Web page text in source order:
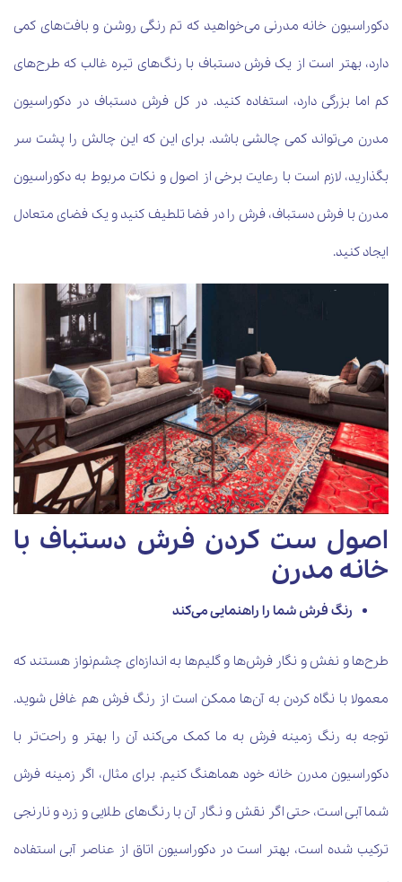
دکوراسیون خانه مدرنی می‌خواهید که تم رنگی روشن و بافت‌های کمی
دارد، بهتر است از یک فرش دستباف با رنگ‌های تیره غالب که طرح‌های
کم اما بزرگی دارد، استفاده کنید. در کل فرش دستباف در دکوراسیون
مدرن می‌تواند کمی چالشی باشد. برای این که این چالش را پشت سر
بگذارید، لازم است با رعایت برخی از اصول و نکات مربوط به دکوراسیون
مدرن با فرش دستباف، فرش را در فضا تلطیف کنید و یک فضای متعادل
ایجاد کنید.
اصول ست کردن فرش دستباف با
خانه مدرن
رنگ فرش شما را راهنمایی می‌کند
طرح‌ها و نفش و نگار فرش‌ها و گلیم‌ها به اندازه‌ای چشم‌نواز هستند که
معمولا با نگاه کردن به آن‌ها ممکن است از رنگ فرش هم غافل شوید.
توجه به رنگ زمینه فرش به ما کمک می‌کند آن را بهتر و راحت‌تر با
دکوراسیون مدرن خانه خود هماهنگ کنیم. برای مثال، اگر زمینه فرش
شما آبی است، حتی اگر نقش و نگار آن با رنگ‌های طلایی و زرد و نارنجی
ترکیب شده است، بهتر است در دکوراسیون اتاق از عناصر آبی استفاده